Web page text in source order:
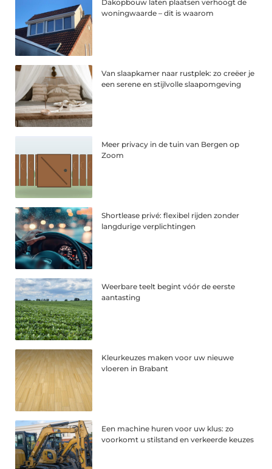
Dakopbouw laten plaatsen verhoogt de
woningwaarde – dit is waarom
Van slaapkamer naar rustplek: zo creëer je
een serene en stijlvolle slaapomgeving
Meer privacy in de tuin van Bergen op
Zoom
Shortlease privé: flexibel rijden zonder
langdurige verplichtingen
Weerbare teelt begint vóór de eerste
aantasting
Kleurkeuzes maken voor uw nieuwe
vloeren in Brabant
Een machine huren voor uw klus: zo
voorkomt u stilstand en verkeerde keuzes